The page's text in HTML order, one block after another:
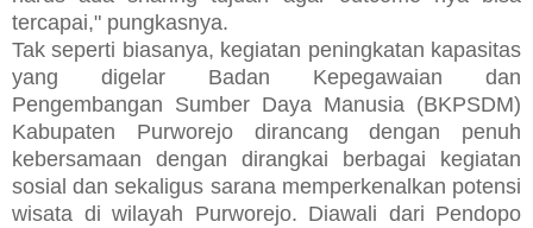
tercapai," pungkasnya.
Tak seperti biasanya, kegiatan peningkatan kapasitas
yang digelar Badan Kepegawaian dan
Pengembangan Sumber Daya Manusia (BKPSDM)
Kabupaten Purworejo dirancang dengan penuh
kebersamaan dengan dirangkai berbagai kegiatan
sosial dan sekaligus sarana memperkenalkan potensi
wisata di wilayah Purworejo. Diawali dari Pendopo